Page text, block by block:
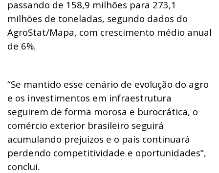
passando de 158,9 milhões para 273,1
milhões de toneladas, segundo dados do
AgroStat/Mapa, com crescimento médio anual
de 6%.
“Se mantido esse cenário de evolução do agro
e os investimentos em infraestrutura
seguirem de forma morosa e burocrática, o
comércio exterior brasileiro seguirá
acumulando prejuízos e o país continuará
perdendo competitividade e oportunidades”,
conclui.